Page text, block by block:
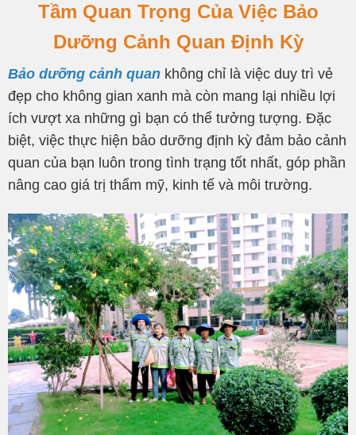
Tầm Quan Trọng Của Việc Bảo
Dưỡng Cảnh Quan Định Kỳ
Bảo dưỡng cảnh quan không chỉ là việc duy trì vẻ
đẹp cho không gian xanh mà còn mang lại nhiều lợi
ích vượt xa những gì bạn có thể tưởng tượng. Đặc
biệt, việc thực hiện bảo dưỡng định kỳ đảm bảo cảnh
quan của bạn luôn trong tình trạng tốt nhất, góp phần
nâng cao giá trị thẩm mỹ, kinh tế và môi trường.